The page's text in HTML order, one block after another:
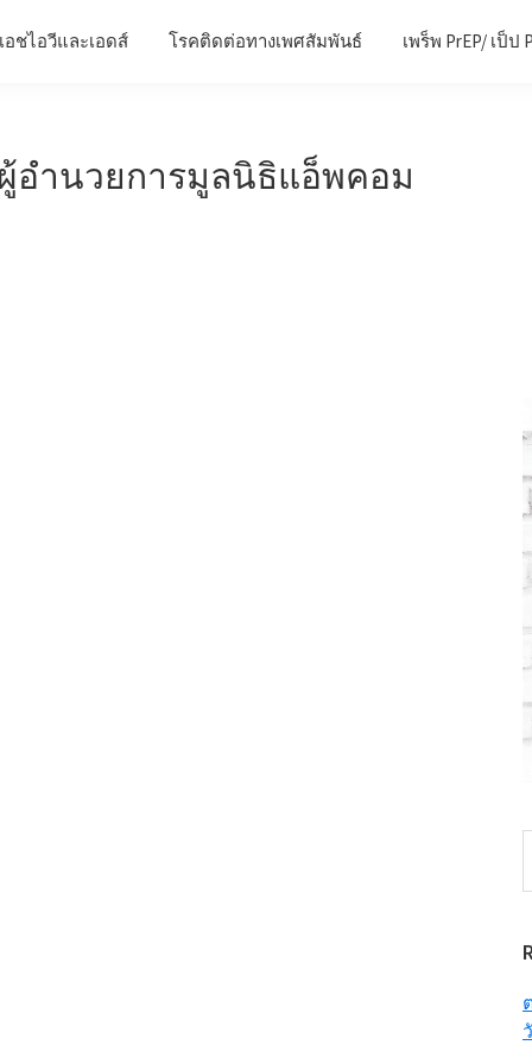
เอชไอวีและเอดส์ โรคติดต่อทางเพศสัมพันธ์ เพร็พ PrEP/ เป็ป
อำนวยการมูลนิธิแอ็พคอม